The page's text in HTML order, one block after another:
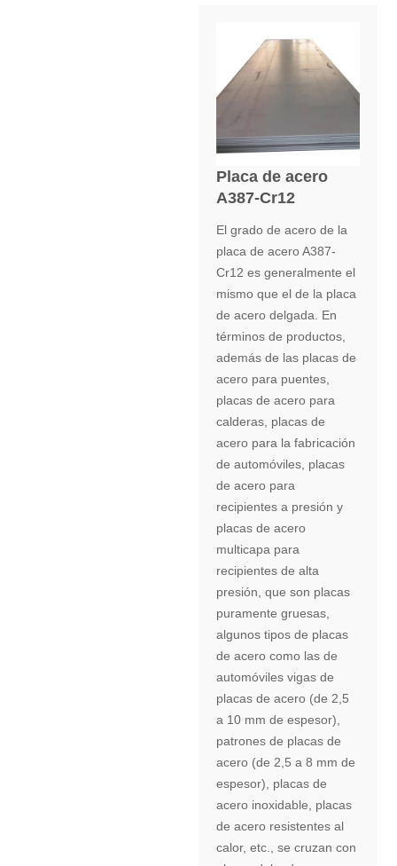
Placa de acero
A387-Cr12
El grado de acero de la
placa de acero A387-
Cr12 es generalmente el
mismo que el de la placa
de acero delgada. En
términos de productos,
además de las placas de
acero para puentes,
placas de acero para
calderas, placas de
acero para la fabricación
de automóviles, placas
de acero para
recipientes a presión y
placas de acero
multicapa para
recipientes de alta
presión, que son placas
puramente gruesas,
algunos tipos de placas
de acero como las de
automóviles vigas de
placas de acero (de 2,5
a 10 mm de espesor),
patrones de placas de
acero (de 2,5 a 8 mm de
espesor), placas de
acero inoxidable, placas
de acero resistentes al
calor, etc., se cruzan con